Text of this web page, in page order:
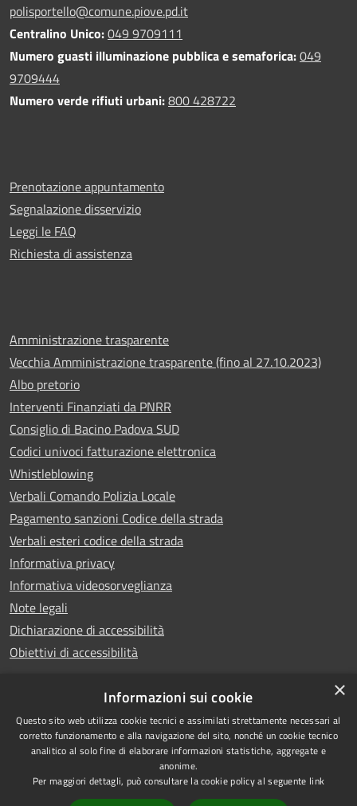
polisportello@comune.piove.pd.it
Centralino Unico:049 9709111
Numero guasti illuminazione pubblica e semaforica:049
9709444
Numero verde rifiuti urbani:800 428722
Prenotazione appuntamento
Segnalazione disservizio
Leggi le FAQ
Richiesta di assistenza
Amministrazione trasparente
Vecchia Amministrazione trasparente (fino al 27.10.2023)
Albo pretorio
Interventi Finanziati da PNRR
Consiglio di Bacino Padova SUD
Codici univoci fatturazione elettronica
Whistleblowing
Verbali Comando Polizia Locale
Pagamento sanzioni Codice della strada
Verbali esteri codice della strada
Informativa privacy
Informativa videosorveglianza
Note legali
Dichiarazione di accessibilità
Obiettivi di accessibilità
RSS
Accessibilità
Privacy
Copyright © 2026 • Comune di
Piove di Sacco • Powered by
Municipium•Accesso
redazione
×
Informazioni sui cookie
Questo sito web utilizza cookie tecnici e assimilati strettamente necessari al
corretto funzionamento e alla navigazione del sito, nonché un cookie tecnico
analitico al solo fine di elaborare informazioni statistiche, aggregate e
anonime.
Per maggiori dettagli, può consultare la cookie policy al seguente link